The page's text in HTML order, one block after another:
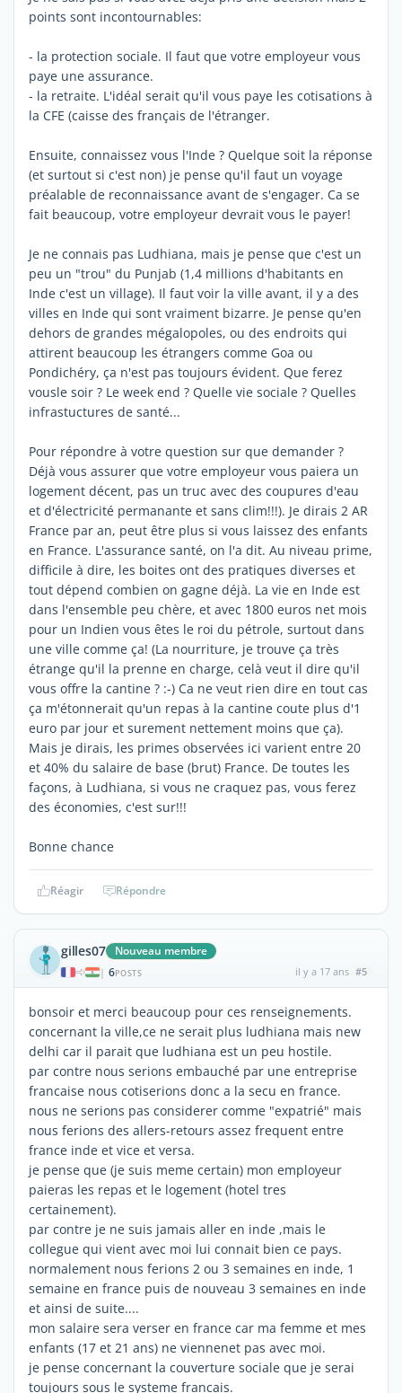
points sont incontournables:
- la protection sociale. Il faut que votre employeur vous
paye une assurance.
- la retraite. L'idéal serait qu'il vous paye les cotisations à
la CFE (caisse des français de l'étranger.
Ensuite, connaissez vous l'Inde ? Quelque soit la réponse
(et surtout si c'est non) je pense qu'il faut un voyage
préalable de reconnaissance avant de s'engager. Ca se
fait beaucoup, votre employeur devrait vous le payer!
Je ne connais pas Ludhiana, mais je pense que c'est un
peu un "trou" du Punjab (1,4 millions d'habitants en
Inde c'est un village). Il faut voir la ville avant, il y a des
villes en Inde qui sont vraiment bizarre. Je pense qu'en
dehors de grandes mégalopoles, ou des endroits qui
attirent beaucoup les étrangers comme Goa ou
Pondichéry, ça n'est pas toujours évident. Que ferez
vousle soir ? Le week end ? Quelle vie sociale ? Quelles
infrastuctures de santé...
Pour répondre à votre question sur que demander ?
Déjà vous assurer que votre employeur vous paiera un
logement décent, pas un truc avec des coupures d'eau
et d'électricité permanante et sans clim!!!). Je dirais 2 AR
France par an, peut être plus si vous laissez des enfants
en France. L'assurance santé, on l'a dit. Au niveau prime,
difficile à dire, les boites ont des pratiques diverses et
tout dépend combien on gagne déjà. La vie en Inde est
dans l'ensemble peu chère, et avec 1800 euros net mois
pour un Indien vous êtes le roi du pétrole, surtout dans
une ville comme ça! (La nourriture, je trouve ça très
étrange qu'il la prenne en charge, celà veut il dire qu'il
vous offre la cantine ? :-) Ca ne veut rien dire en tout cas
ça m'étonnerait qu'un repas à la cantine coute plus d'1
euro par jour et surement nettement moins que ça).
Mais je dirais, les primes observées ici varient entre 20
et 40% du salaire de base (brut) France. De toutes les
façons, à Ludhiana, si vous ne craquez pas, vous ferez
des économies, c'est sur!!!
Bonne chance
Réagir Répondre
gilles07 Nouveau membre
| 6POSTS il y a 17 ans #5
bonsoir et merci beaucoup pour ces renseignements.
concernant la ville,ce ne serait plus ludhiana mais new
delhi car il parait que ludhiana est un peu hostile.
par contre nous serions embauché par une entreprise
francaise nous cotiserions donc a la secu en france.
nous ne serions pas considerer comme "expatrié" mais
nous ferions des allers-retours assez frequent entre
france inde et vice et versa.
je pense que (je suis meme certain) mon employeur
paieras les repas et le logement (hotel tres
certainement).
par contre je ne suis jamais aller en inde ,mais le
collegue qui vient avec moi lui connait bien ce pays.
normalement nous ferions 2 ou 3 semaines en inde, 1
semaine en france puis de nouveau 3 semaines en inde
et ainsi de suite....
mon salaire sera verser en france car ma femme et mes
enfants (17 et 21 ans) ne viennenet pas avec moi.
je pense concernant la couverture sociale que je serai
toujours sous le systeme francais.